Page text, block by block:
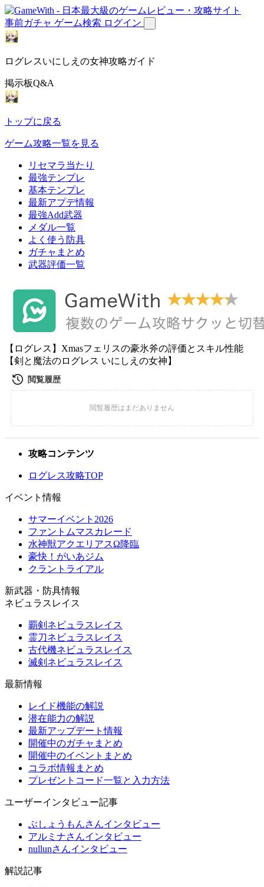
事前ガチャ ゲーム検索 ログイン
ログレスいにしえの女神攻略ガイド
掲示板Q&A
トップに戻る
ゲーム攻略一覧を見る
リセマラ当たり
最強テンプレ
基本テンプレ
最新アプデ情報
最強Add武器
メダル一覧
よく使う防具
ガチャまとめ
武器評価一覧
【ログレス】Xmasフェリスの豪氷斧の評価とスキル性能
【剣と魔法のログレス いにしえの女神】
攻略コンテンツ
ログレス攻略TOP
イベント情報
サマーイベント2026
ファントムマスカレード
水神獣アクエリアスΩ降臨
豪快！がいあジム
クラントライアル
新武器・防具情報
ネビュラスレイス
覇剣ネビュラスレイス
霊刀ネビュラスレイス
古代機ネビュラスレイス
滅剣ネビュラスレイス
最新情報
レイド機能の解説
潜在能力の解説
最新アップデート情報
開催中のガチャまとめ
開催中のイベントまとめ
コラボ情報まとめ
プレゼントコード一覧と入力方法
ユーザーインタビュー記事
ぶしょうもんさんインタビュー
アルミナさんインタビュー
nullunさんインタビュー
解説記事